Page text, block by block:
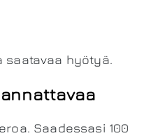
saatavaa hyötyä.
Saadessasi 100